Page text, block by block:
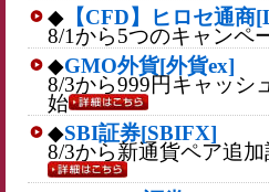
◆ 【CFD】ヒロセ通
8/1から5つのキャンペ
◆GMO外貨[外貨ex]
8/3から999円キャッシ
始
◆SBI証券[SBIFX]
8/3から新通貨ペア追